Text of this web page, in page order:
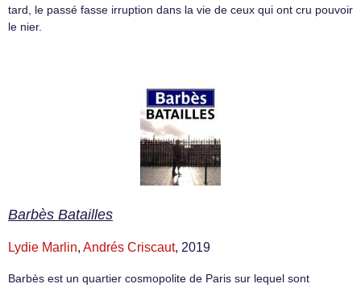
tard, le passé fasse irruption dans la vie de ceux qui ont cru pouvoir
le nier.
Barbès Batailles
Lydie Marlin, Andrés Criscaut, 2019
Barbès est un quartier cosmopolite de Paris sur lequel sont